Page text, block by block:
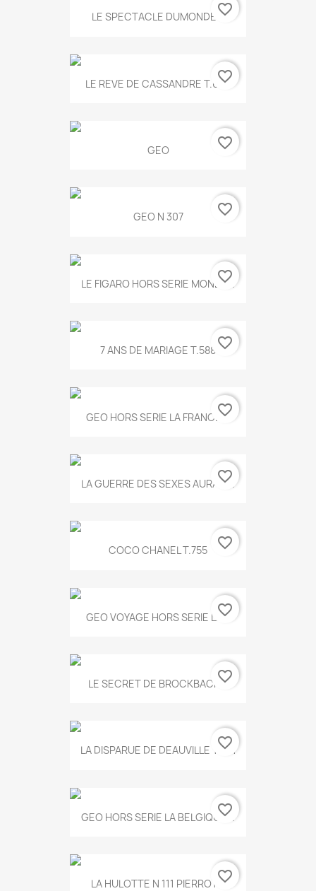
LE SPECTACLE DUMONDE...favorite_border
LE REVE DE CASSANDRE T.634
favorite_border
GEO favorite_border
GEO N 307 favorite_border
LE FIGARO HORS SERIE MONET...
favorite_border
7 ANS DE MARIAGE T.588 favorite_border
GEO HORS SERIE LA FRANCE...
favorite_border
LA GUERRE DES SEXES AURA T...
favorite_border
COCO CHANEL T.755 favorite_border
GEO VOYAGE HORS SERIE LA...
favorite_border
LE SECRET DE BROCKBACK...
favorite_border
LA DISPARUE DE DEAUVILLE T.551
favorite_border
GEO HORS SERIE LA BELGIQUE...
favorite_border
LA HULOTTE N 111 PIERROT...favorite_border